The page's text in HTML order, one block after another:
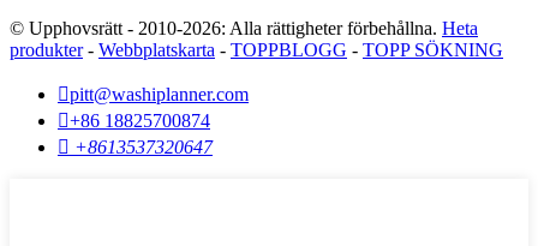
© Upphovsrätt - 2010-2026: Alla rättigheter förbehållna. Heta
produkter- Webbplatskarta - TOPPBLOGG - TOPP SÖKNING
pitt@washiplanner.com
+86 18825700874
 +8613537320647